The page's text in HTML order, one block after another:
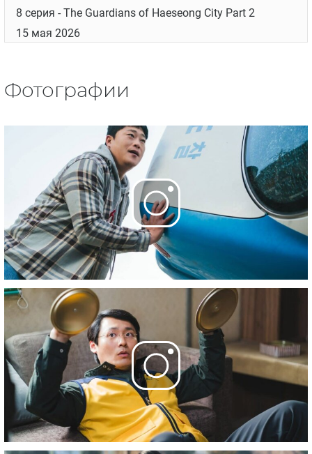
8 серия - The Guardians of Haeseong City Part 2
15 мая 2026
Фотографии